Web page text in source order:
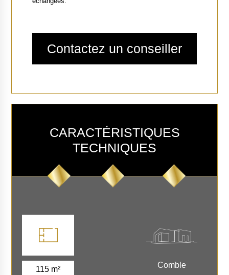
CARACTÉRISTIQUES
TECHNIQUES
115 m² Comble